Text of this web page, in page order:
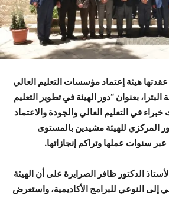
هيئة إعتماد مؤسسات التعليم العالي
بعنوان “دور الهيئة في تطوير التعليم
في التعليم العالي والجودة والاعتماد
المركزي للهيئة مشيدين بالمستوى
سنوات عملها وتراكم إنجازاتها.
الدكتور ظافر الصرايرة على أن الهيئة
إلى النوعي للبرامج الأكاديمية، واستعرض